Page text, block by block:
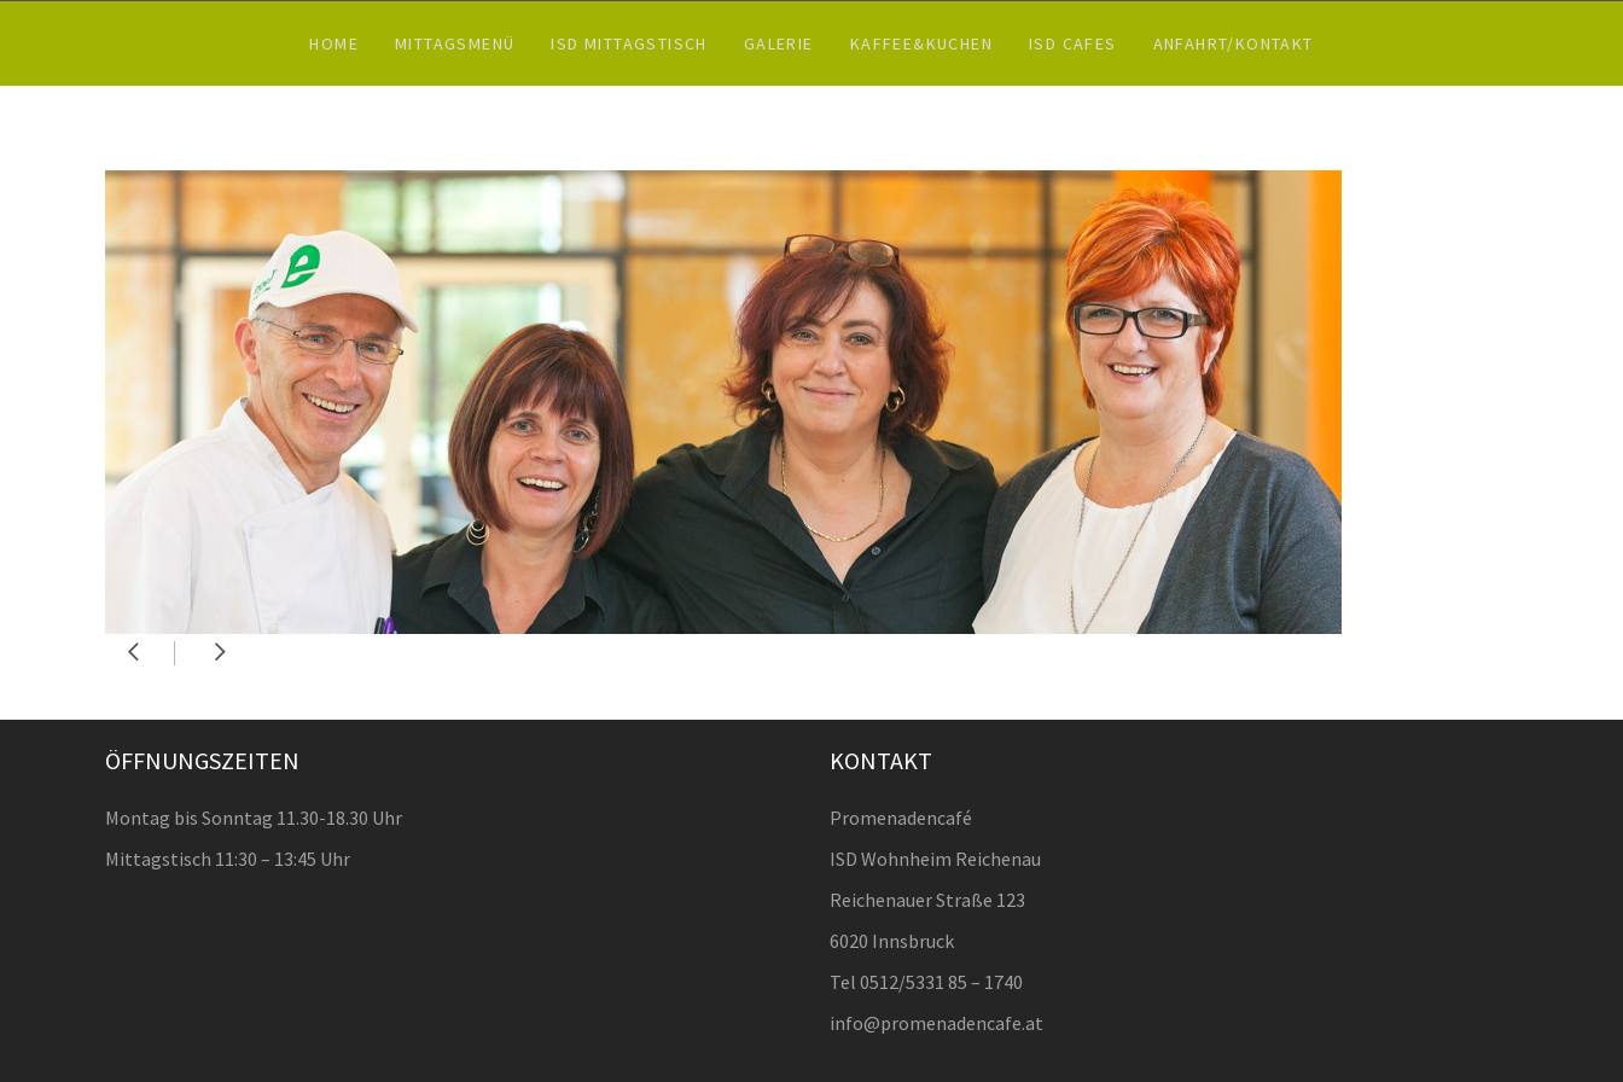
HOME MITTAGSMENÜ ISD MITTAGSTISCH GALERIE KAFFEE&KUCHEN ISD CAFES ANFAHRT/KONTAKT
ÖFFNUNGSZEITEN
Montag bis Sonntag 11.30-18.30 Uhr
Mittagstisch 11:30 – 13:45 Uhr
KONTAKT
Promenadencafé
ISD Wohnheim Reichenau
Reichenauer Straße 123
6020 Innsbruck
Tel 0512/5331 85 – 1740
info@promenadencafe.at